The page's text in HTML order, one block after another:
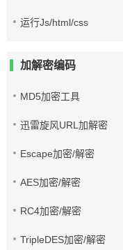
运行Js/html/css
加解密编码
MD5加密工具
迅雷旋风URL加解密
Escape加密/解密
AES加密/解密
RC4加密/解密
TripleDES加密/解密